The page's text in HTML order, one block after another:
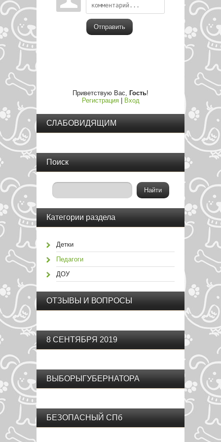
Отправить
Приветствую Вас Гость!
Регистрация| Вход
СЛАБОВИДЯЩИМ
Поиск
Категории раздела
Детки
Педагоги
ДОУ
ОТЗЫВЫ И ВОПРОСЫ
8 СЕНТЯБРЯ 2019
ВЫБОРЫГУБЕРНАТОРА
БЕЗОПАСНЫЙ СПб